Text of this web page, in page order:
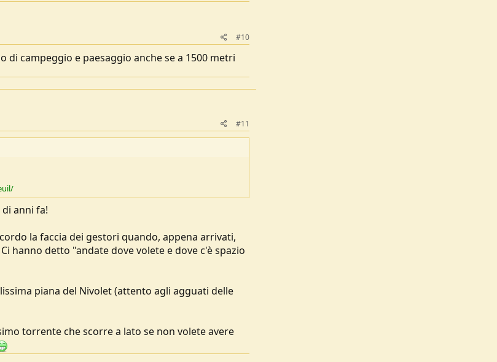
#10
campeggio e paesaggio anche se a 1500 metri
#11
anni fa!
la faccia dei gestori quando, appena arrivati,
hanno detto "andate dove volete e dove c'è spazio
piana del Nivolet (attento agli agguati delle
torrente che scorre a lato se non volete avere